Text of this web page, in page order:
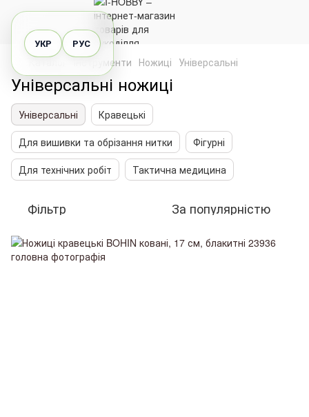
УКР РУС
Інструменти Ножиці Універсальні
Універсальні ножиці
Універсальні
Кравецькі
Для вишивки та обрізання нитки
Фігурні
Для технічних робіт
Тактична медицина
Фільтр За популярністю